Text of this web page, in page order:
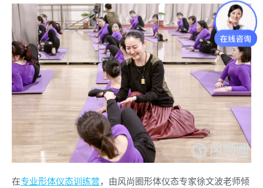
在专业形体仪态训练营，由风尚圈形体仪态专家徐文波老师倾